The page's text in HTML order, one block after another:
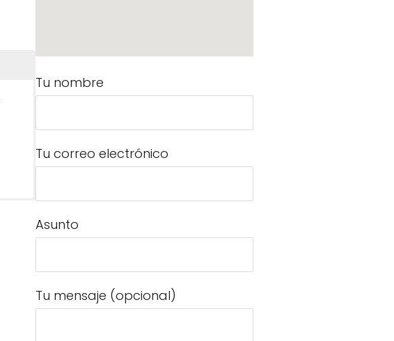
Tu nombre
Tu correo electrónico
Asunto
Tu mensaje (opcional)